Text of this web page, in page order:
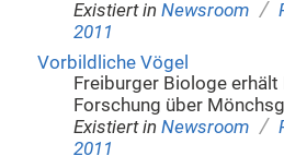
Existiert in Newsroom /
2011
Vorbildliche Vögel
Freiburger Biologe
Forschung über
Existiert in Newsroom /
2011